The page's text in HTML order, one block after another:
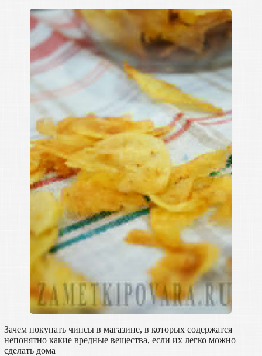
Зачем покупать чипсы в магазине, в которых содержатся
непонятно какие вредные вещества, если их легко можно
сделать дома